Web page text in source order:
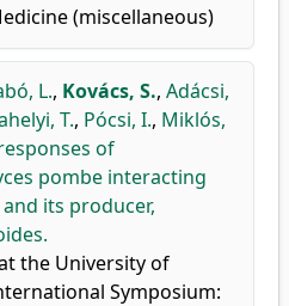
(miscellaneous)
L., Kovács, S., Adácsi,
T., Pócsi, I., Miklós,
of
pombe interacting
its producer,
the University of
Symposium: